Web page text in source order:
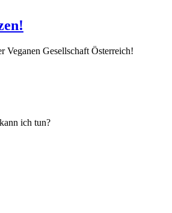
Veganen Gesellschaft Österreich!
ich tun?